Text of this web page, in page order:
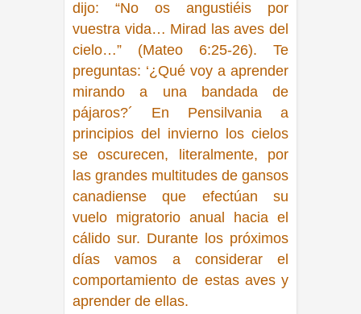
dijo:
“No os angustiéis por
vuestra vida… Mirad las aves del
cielo…” (Mateo 6:25-26). Te
preguntas: ‘¿Qué voy a aprender
mirando a una bandada de
pájaros?´ En Pensilvania a
principios del invierno los cielos
se oscurecen, literalmente, por
las grandes multitudes de gansos
canadiense que efectúan su
vuelo migratorio anual hacia el
cálido sur. Durante los próximos
días vamos a considerar el
comportamiento de estas aves y
aprender de ellas.